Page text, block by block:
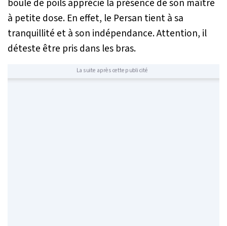
à petite dose. En effet, le Persan tient à sa
tranquillité et à son indépendance. Attention, il
déteste être pris dans les bras.
La suite après cette publicité